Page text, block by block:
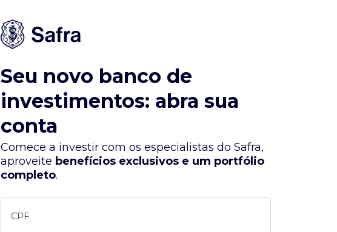
Seu novo banco de
investimentos: abra sua
conta
Comece a investir com os especialistas do Safra,
aproveite benefícios exclusivos e um portfólio
completo.
CPF